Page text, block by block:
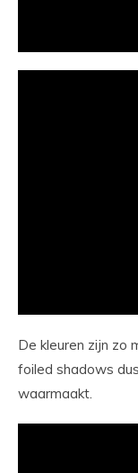
De kleuren zijn zo
foiled shadows
waarmaakt.